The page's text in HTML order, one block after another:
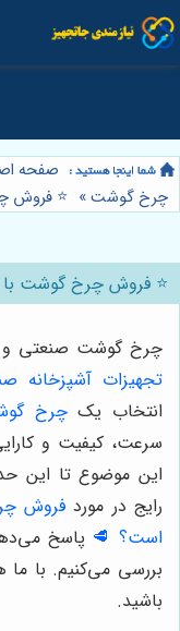
صفحه
چرخ گوشت» ⭐️ فروش
⭐️ فروش چرخ گوشت با
چرخ گوشت صنعتی و
تجهیزات آشپزخانه
انتخاب یکچرخ
سرعت، کیفیت و
این موضوع تا این
رایج در مورد فروش
است؟ 🥩 پاسخ
بررسی می‌کنیم. با ما
باشید.